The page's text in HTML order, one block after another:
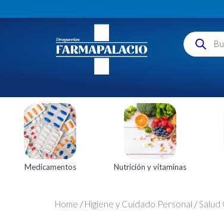
Medicamentos Nutrición y vitaminas
Home /Higiene y Cuidado Personal /Salud